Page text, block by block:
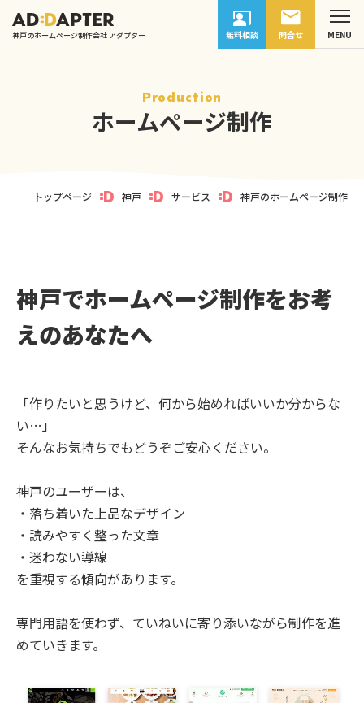
神戸のホームページ制作会社 アダプター 無料相談 問合せ
Production
ホームページ制作
トップページ 神戸 サービス 神戸のホームページ制作
神戸でホームページ制作をお考
えのあなたへ
「作りたいと思うけど、何から始めればいいか分からな
い…」
そんなお気持ちでもどうぞご安心ください。
神戸のユーザーは、
・落ち着いた上品なデザイン
・読みやすく整った文章
・迷わない導線
を重視する傾向があります。
専門用語を使わず、ていねいに寄り添いながら制作を進
めていきます。